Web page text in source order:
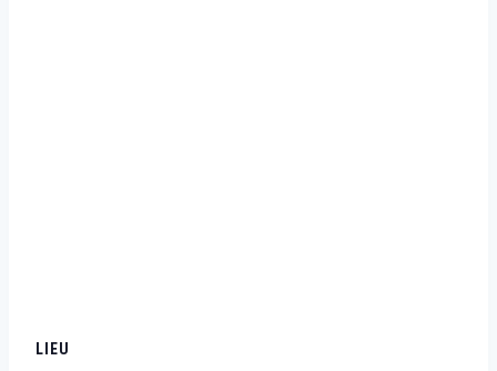
LIEU